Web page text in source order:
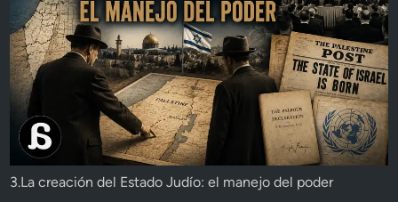
3.La creación del Estado Judío: el manejo del poder